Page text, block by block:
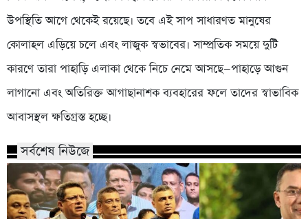
উপস্থিতি আগে থেকেই রয়েছে। তবে এই সাপ সাধারণত মানুষের
কোলাহল এড়িয়ে চলে এবং লাজুক স্বভাবের। সাম্প্রতিক সময়ে দুটি
কারণে তারা পাহাড়ি এলাকা থেকে নিচে নেমে আসছে—পাহাড়ে আগুন
লাগানো এবং অতিরিক্ত আগাছানাশক ব্যবহারের ফলে তাদের স্বাভাবিক
আবাসস্থল ক্ষতিগ্রস্ত হচ্ছে।
সর্বশেষ নিউজে